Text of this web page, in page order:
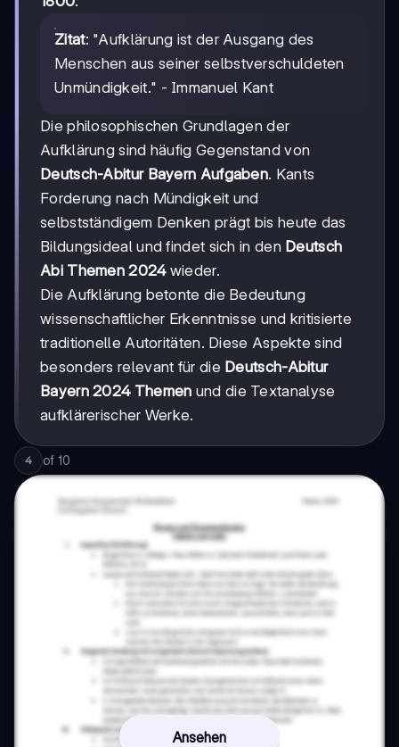
Zitat: "Aufklärung ist der Ausgang des
Menschen aus seiner selbstverschuldeten
Unmündigkeit." - Immanuel Kant
Die philosophischen Grundlagen der
Aufklärung sind häufig Gegenstand von
Deutsch-Abitur Bayern Aufgaben. Kants
Forderung nach Mündigkeit und
selbstständigem Denken prägt bis heute das
Bildungsideal und findet sich in den Deutsch
Abi Themen 2024wieder.
Die Aufklärung betonte die Bedeutung
wissenschaftlicher Erkenntnisse und kritisierte
traditionelle Autoritäten. Diese Aspekte sind
besonders relevant für die Deutsch-Abitur
Bayern 2024 Themen und die Textanalyse
aufklärerischer Werke.
4 of 10
Ansehen